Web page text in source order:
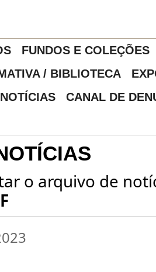
FUNDOS E COLEÇÕES
/ BIBLIOTECA
NOTÍCIAS CANAL DE
o arquivo de